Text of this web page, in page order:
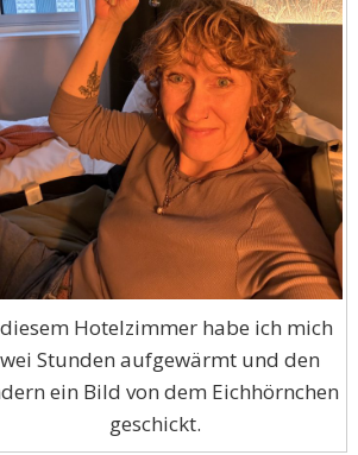
Hotelzimmer habe ich mich
Stunden aufgewärmt und den
ein Bild von dem Eichhörnchen
geschickt.